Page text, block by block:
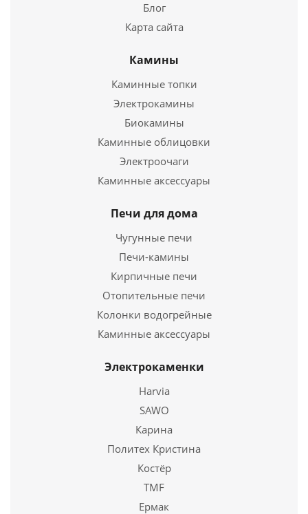
Купить в 1 клик
Тройник нерж. 1мм Ø150мм 90°
Подробнее
Купить в 1 клик
Блог
Карта сайта
Камины
Каминные топки
Электрокамины
Биокамины
Каминные облицовки
Электроочаги
Каминные аксессуары
Печи для дома
Чугунные печи
Печи-камины
Кирпичные печи
Отопительные печи
Колонки водогрейные
Каминные аксессуары
Электрокаменки
Harvia
SAWO
Карина
Политех Кристина
Костёр
TMF
Ермак